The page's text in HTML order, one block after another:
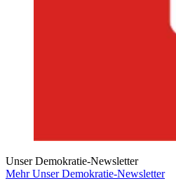
Unser Demokratie-Newsletter
Mehr Unser Demokratie-Newsletter